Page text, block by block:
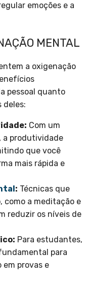
emoções e a
MENTAL
a oxigenação
pessoal quanto
deles:
Com um
a produtividade
que você
mais rápida e
: Técnicas que
como a meditação e
reduzir os níveis de
Para estudantes,
para
em provas e